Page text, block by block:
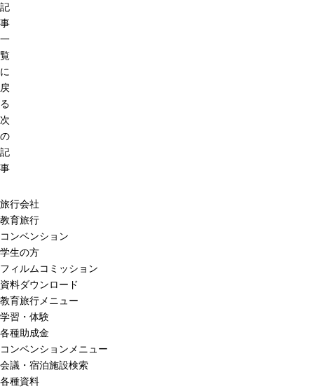
記
事
一
覧
に
戻
る
次
の
記
事
旅行会社
教育旅行
コンベンション
学生の方
フィルムコミッション
資料ダウンロード
教育旅行メニュー
学習・体験
各種助成金
コンベンションメニュー
会議・宿泊施設検索
各種資料